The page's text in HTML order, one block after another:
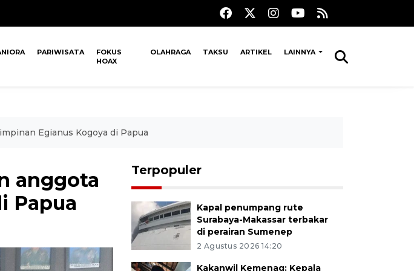
PARIWISATA
FOKUS
HOAX
OLAHRAGA TAKSU ARTIKEL LAINNYA
Egianus Kogoya di Papua
anggota
Papua
Terpopuler
Kapal penumpang rute
Surabaya-Makassar terbakar
di perairan Sumenep
2 Agustus 2026 14:20
Kakanwil Kemenag: Kepala